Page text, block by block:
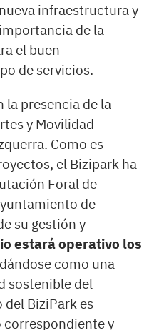
infraestructura y
de la
el buen
de servicios.
presencia de la
y Movilidad
Como es
el Bizipark ha
Foral de
de
su gestión y
estará operativo los
como una
sostenible del
BiziPark es
correspondiente y